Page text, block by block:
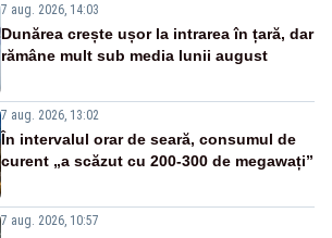
7 aug. 2026, 14:03
Dunărea crește ușor la intrarea în țară, dar
rămâne mult sub media lunii august
7 aug. 2026, 13:02
În intervalul orar de seară, consumul de
curent „a scăzut cu 200-300 de megawați”
7 aug. 2026, 10:57